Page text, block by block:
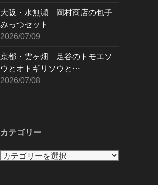
大阪・水無瀬 岡村商店の包子
みっつセット
2026/07/09
京都・雲ヶ畑 足谷のトモエソ
ウとオトギリソウと⋯
2026/07/08
カテゴリー
カ